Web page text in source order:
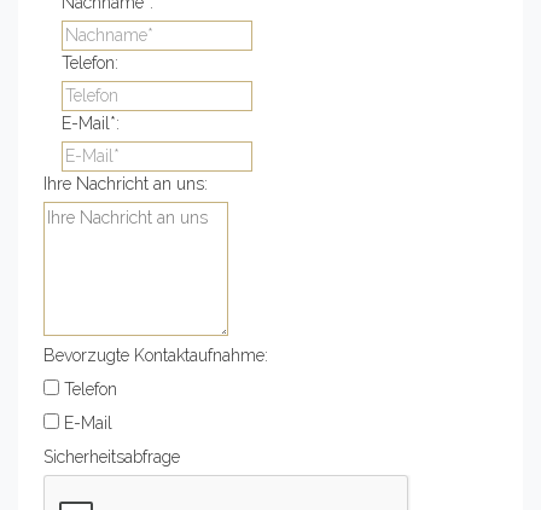
Telefon:
E-Mail*:
Ihre Nachricht an uns:
Bevorzugte Kontaktaufnahme:
Telefon
E-Mail
Sicherheitsabfrage